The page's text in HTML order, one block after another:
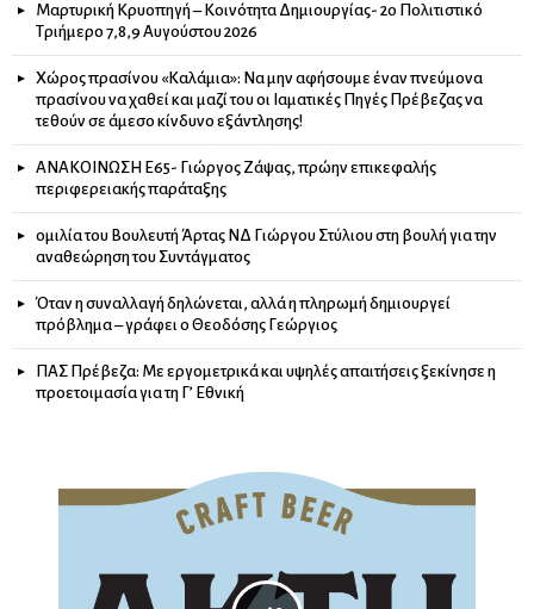
Μαρτυρική Κρυοπηγή – Κοινότητα Δημιουργίας- 2ο Πολιτιστικό
Τριήμερο 7,8,9 Αυγούστου 2026
Χώρος πρασίνου «Καλάμια»: Να μην αφήσουμε έναν πνεύμονα
πρασίνου να χαθεί και μαζί του οι Ιαματικές Πηγές Πρέβεζας να
τεθούν σε άμεσο κίνδυνο εξάντλησης!
ΑΝΑΚΟΙΝΩΣΗ Ε65- Γιώργος Ζάψας, πρώην επικεφαλής
περιφερειακής παράταξης
ομιλία του Βουλευτή Άρτας ΝΔ Γιώργου Στύλιου στη βουλή για την
αναθεώρηση του Συντάγματος
Όταν η συναλλαγή δηλώνεται, αλλά η πληρωμή δημιουργεί
πρόβλημα – γράφει ο Θεοδόσης Γεώργιος
ΠΑΣ Πρέβεζα: Με εργομετρικά και υψηλές απαιτήσεις ξεκίνησε η
προετοιμασία για τη Γ’ Εθνική